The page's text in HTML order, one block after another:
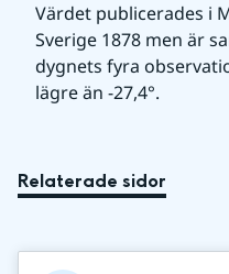
Värdet publicerades i
Sverige 1878 men är
dygnets fyra
lägre än -27,4°.
Relaterade sidor